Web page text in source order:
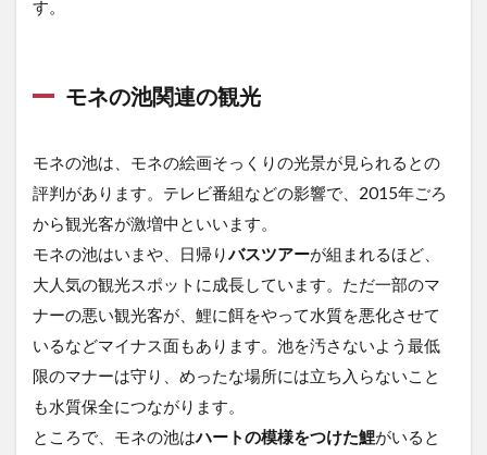
す。
モネの池関連の観光
モネの池は、モネの絵画そっくりの光景が見られるとの
評判があります。テレビ番組などの影響で、2015年ごろ
から観光客が激増中といいます。
モネの池はいまや、日帰りバスツアーが組まれるほど、
大人気の観光スポットに成長しています。ただ一部のマ
ナーの悪い観光客が、鯉に餌をやって水質を悪化させて
いるなどマイナス面もあります。池を汚さないよう最低
限のマナーは守り、めったな場所には立ち入らないこと
も水質保全につながります。
ところで、モネの池はハートの模様をつけた鯉がいると